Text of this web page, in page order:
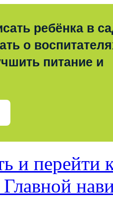
ребёнка в
о
питание и
и перейти